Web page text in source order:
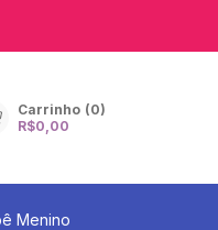
Carrinho (0)
R$0,00
Menino